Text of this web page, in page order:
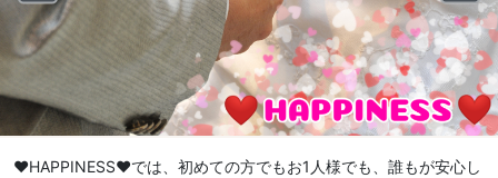
♥️HAPPINESS♥️では、初めての方でもお1人様でも、誰もが安心し